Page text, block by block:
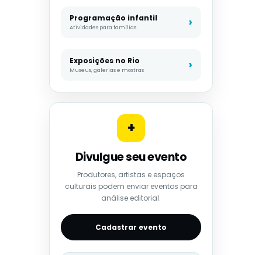
Programação infantil
Atividades para famílias
Exposições no Rio
Museus, galerias e mostras
+
Divulgue seu evento
Produtores, artistas e espaços
culturais podem enviar eventos para
análise editorial.
Cadastrar evento